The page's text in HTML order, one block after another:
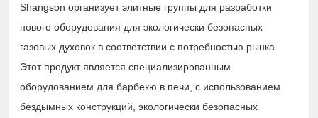
Shangson организует элитные группы для разработки
нового оборудования для экологически безопасных
газовых духовок в соответствии с потребностью рынка.
Этот продукт является специализированным
оборудованием для барбекю в печи, с использованием
бездымных конструкций, экологически безопасных